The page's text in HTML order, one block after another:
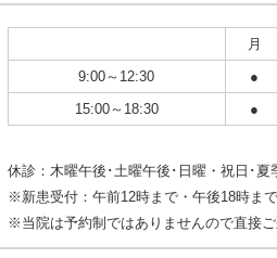
月
9:00～12:30
●
15:00～18:30
●
休診：木曜午後･土曜午後･日曜・祝日･
※新患受付：午前12時まで・午後18時ま
※当院は予約制ではありませんので直接ご